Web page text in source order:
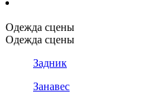
Одежда сцены
Одежда сцены
Задник
Занавес